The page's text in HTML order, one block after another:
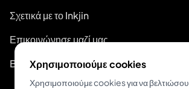
Σχετικά με το Inkjin
Επικοινώνησε μαζί μας
Branding Kit
Χρησιμοποιούμε cookies
Χρησιμοποιούμε cookies για να